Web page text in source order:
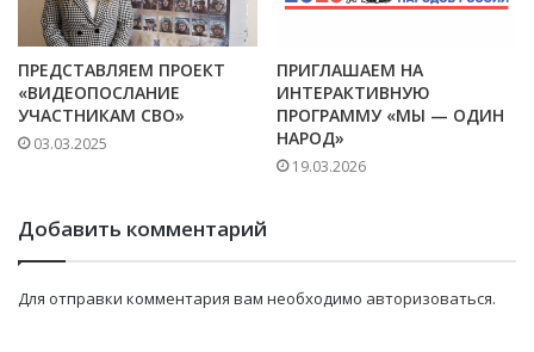
ПРЕДСТАВЛЯЕМ ПРОЕКТ
«ВИДЕОПОСЛАНИЕ
УЧАСТНИКАМ СВО»
03.03.2025
ПРИГЛАШАЕМ НА
ИНТЕРАКТИВНУЮ
ПРОГРАММУ «МЫ — ОДИН
НАРОД»
19.03.2026
Добавить комментарий
Для отправки комментария вам необходимо авторизоваться.